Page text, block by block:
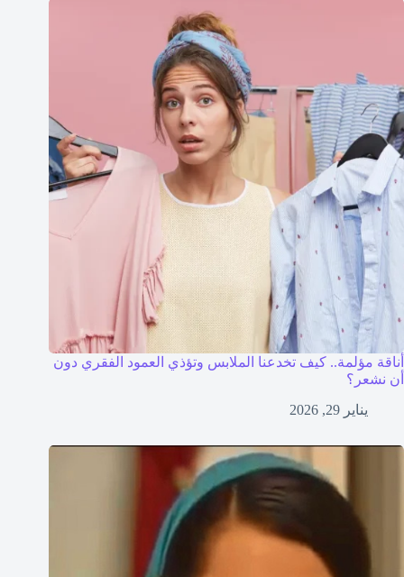
أناقة مؤلمة.. كيف تخدعنا الملابس وتؤذي العمود الفقري دون
أن نشعر؟
يناير 29, 2026